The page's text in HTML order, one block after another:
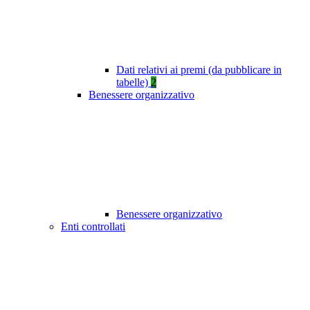
Dati relativi ai premi (da pubblicare in
tabelle) 2
Benessere organizzativo
Benessere organizzativo
Enti controllati